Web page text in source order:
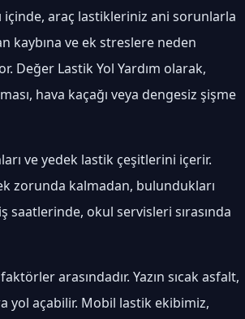
içinde, araç lastikleriniz ani sorunlarla
kaybına ve ek streslere neden
Değer Lastik Yol Yardım olarak,
hava kaçağı veya dengesiz şişme
ve yedek lastik çeşitlerini içerir.
zorunda kalmadan, bulundukları
okul servisleri sırasında
arasındadır. Yazın sıcak asfalt,
yol açabilir. Mobil lastik ekibimiz,